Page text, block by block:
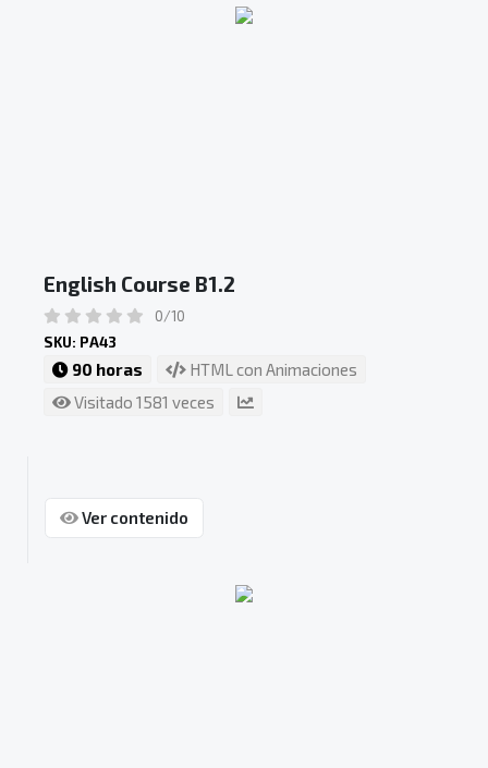
English Course B1.2
0/10
SKU: PA43
90 horas
HTML con Animaciones
Visitado 1581 veces
Ver contenido